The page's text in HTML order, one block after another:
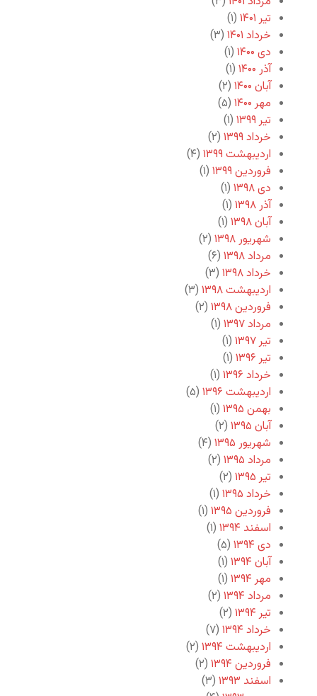
تیر ۱۴۰۱
(۱)
خرداد ۱۴۰۱
(۳)
دی ۱۴۰۰
(۱)
آذر ۱۴۰۰
(۱)
آبان ۱۴۰۰
(۲)
مهر ۱۴۰۰
(۵)
تیر ۱۳۹۹
(۱)
خرداد ۱۳۹۹
(۲)
اردیبهشت ۱۳۹۹
(۴)
فروردین ۱۳۹۹
(۱)
دی ۱۳۹۸
(۱)
آذر ۱۳۹۸
(۱)
آبان ۱۳۹۸
(۱)
شهریور ۱۳۹۸
(۲)
مرداد ۱۳۹۸
(۶)
خرداد ۱۳۹۸
(۳)
اردیبهشت ۱۳۹۸
(۳)
فروردین ۱۳۹۸
(۲)
مرداد ۱۳۹۷
(۱)
تیر ۱۳۹۷
(۱)
تیر ۱۳۹۶
(۱)
خرداد ۱۳۹۶
(۱)
اردیبهشت ۱۳۹۶
(۵)
بهمن ۱۳۹۵
(۱)
آبان ۱۳۹۵
(۲)
شهریور ۱۳۹۵
(۴)
مرداد ۱۳۹۵
(۲)
تیر ۱۳۹۵
(۲)
خرداد ۱۳۹۵
(۱)
فروردین ۱۳۹۵
(۱)
اسفند ۱۳۹۴
(۱)
دی ۱۳۹۴
(۵)
آبان ۱۳۹۴
(۱)
مهر ۱۳۹۴
(۱)
مرداد ۱۳۹۴
(۲)
تیر ۱۳۹۴
(۲)
خرداد ۱۳۹۴
(۷)
اردیبهشت ۱۳۹۴
(۲)
فروردین ۱۳۹۴
(۲)
اسفند ۱۳۹۳
(۳)